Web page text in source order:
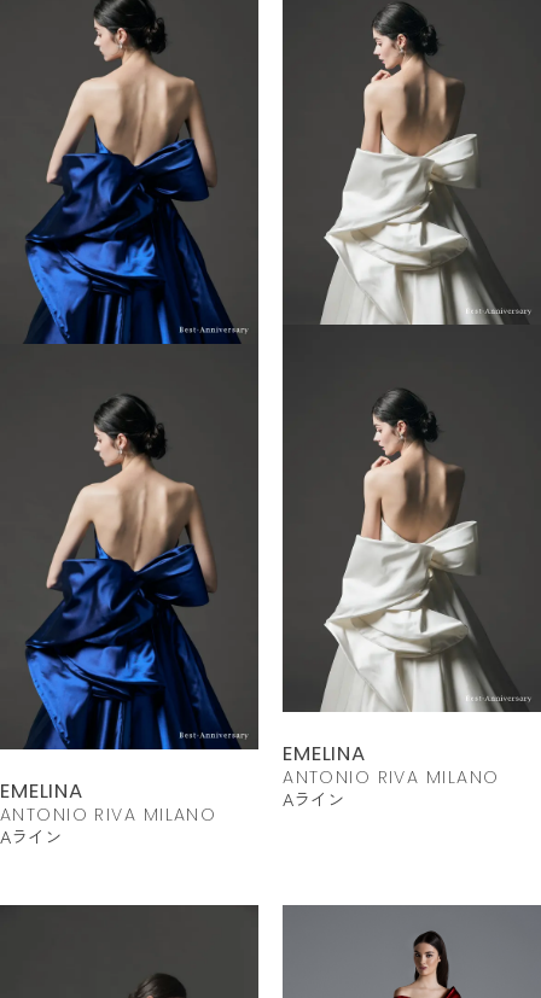
EMELINA
ANTONIO RIVA MILANO
Aライン
EMELINA
ANTONIO RIVA MILANO
Aライン